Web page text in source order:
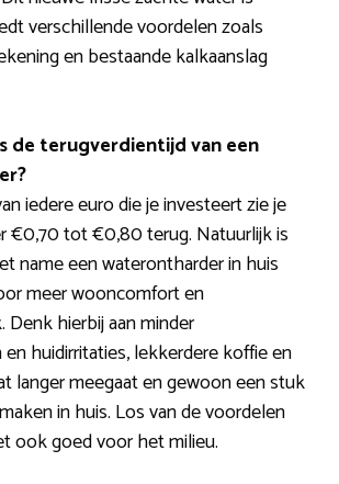
verschillende voordelen zoals
en bestaande kalkaanslag
de terugverdientijd van een
iedere euro die je investeert zie je
€0,70 tot €0,80 terug. Natuurlijk is
name een waterontharder in huis
meer wooncomfort en
Denk hierbij aan minder
huidirritaties, lekkerdere koffie en
langer meegaat en gewoon een stuk
in huis. Los van de voordelen
ook goed voor het milieu.